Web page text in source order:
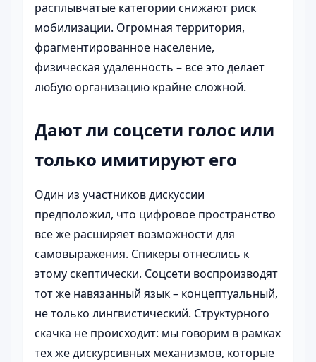
расплывчатые категории снижают риск
мобилизации. Огромная территория,
фрагментированное население,
физическая удаленность – все это делает
любую организацию крайне сложной.
Дают ли соцсети голос или
только имитируют его
Один из участников дискуссии
предположил, что цифровое пространство
все же расширяет возможности для
самовыражения. Спикеры отнеслись к
этому скептически. Соцсети воспроизводят
тот же навязанный язык – концептуальный,
не только лингвистический. Структурного
скачка не происходит: мы говорим в рамках
тех же дискурсивных механизмов, которые